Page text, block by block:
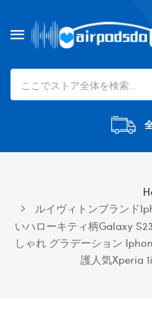
ルイヴィトンブランド
いハローキティ柄Galaxy
しゃれ グラデーション
護人気Xperia